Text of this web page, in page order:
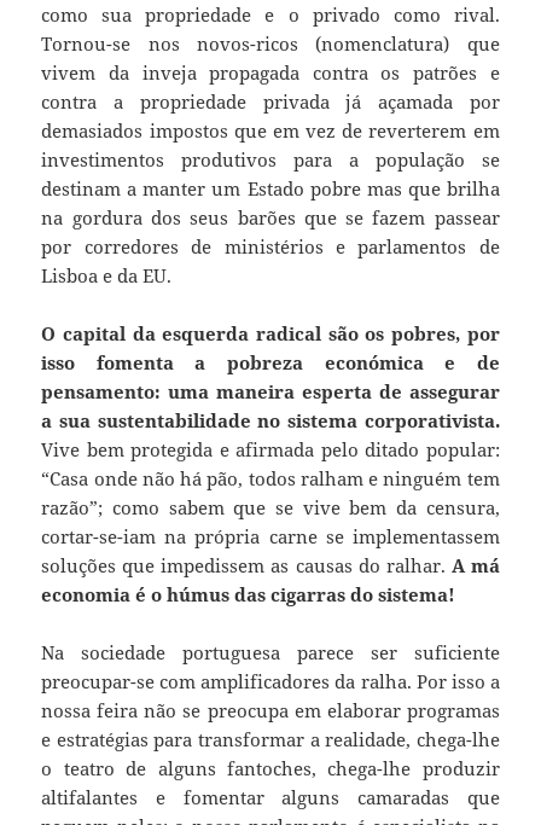
como sua propriedade e o privado como rival.
Tornou-se nos novos-ricos (nomenclatura) que
vivem da inveja propagada contra os patrões e
contra a propriedade privada já açamada por
demasiados impostos que em vez de reverterem em
investimentos produtivos para a população se
destinam a manter um Estado pobre mas que brilha
na gordura dos seus barões que se fazem passear
por corredores de ministérios e parlamentos de
Lisboa e da EU.
O capital da esquerda radical são os pobres, por
isso fomenta a pobreza económica e de
pensamento: uma maneira esperta de assegurar
a sua sustentabilidade no sistema corporativista.
Vive bem protegida e afirmada pelo ditado popular:
“Casa onde não há pão, todos ralham e ninguém tem
razão”; como sabem que se vive bem da censura,
cortar-se-iam na própria carne se implementassem
soluções que impedissem as causas do ralhar. A má
economia é o húmus das cigarras do sistema!
Na sociedade portuguesa parece ser suficiente
preocupar-se com amplificadores da ralha. Por isso a
nossa feira não se preocupa em elaborar programas
e estratégias para transformar a realidade, chega-lhe
o teatro de alguns fantoches, chega-lhe produzir
altifalantes e fomentar alguns camaradas que